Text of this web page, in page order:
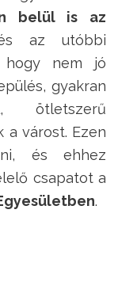
belül is az
az utóbbi
hogy nem jó
gyakran
ötletszerű
a várost. Ezen
és ehhez
csapatot a
.